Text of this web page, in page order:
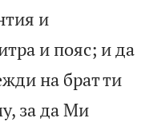
и
и пояс; и да
на брат ти
за да Ми